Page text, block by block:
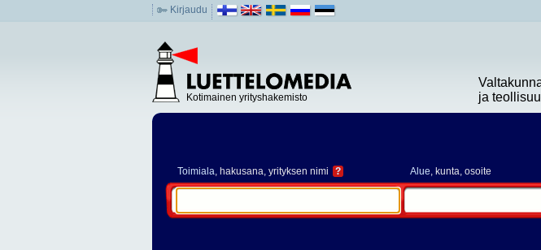
Kirjaudu
Kotimainen yrityshakemisto
ja
Toimiala, hakusana, yrityksen nimi ? Alue, kunta, osoite